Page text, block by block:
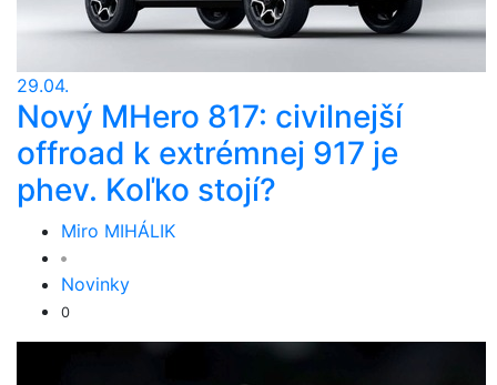
29.04.
Nový MHero 817: civilnejší
offroad k extrémnej 917 je
phev. Koľko stojí?
Miro MIHÁLIK
Novinky
0